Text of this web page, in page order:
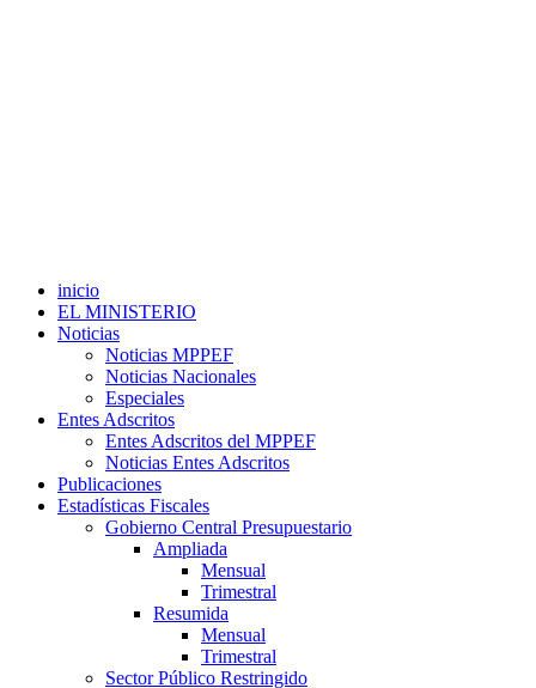
inicio
EL MINISTERIO
Noticias
Noticias MPPEF
Noticias Nacionales
Especiales
Entes Adscritos
Entes Adscritos del MPPEF
Noticias Entes Adscritos
Publicaciones
Estadísticas Fiscales
Gobierno Central Presupuestario
Ampliada
Mensual
Trimestral
Resumida
Mensual
Trimestral
Sector Público Restringido